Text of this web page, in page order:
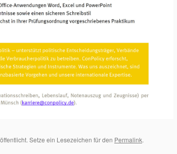
Setze ein Lesezeichen für den Permalink.